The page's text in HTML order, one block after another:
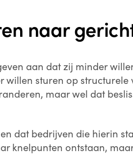
naar
aan dat zij minder
willen sturen op
maar wel dat
dat bedrijven die hierin
knelpunten ontstaan,